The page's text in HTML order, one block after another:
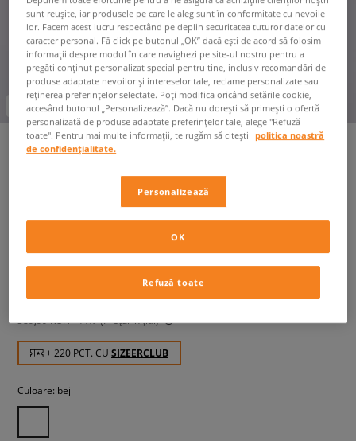
-25% la achiziționarea a 2 articole
219,99 RON cu TVA
389,99 RON -44% (Prețul inițial)
+ 220 PCT. CU SIZEERCLUB
Culoare: bej
sunt reușite, iar produsele pe care le aleg sunt în conformitate cu nevoile
lor. Facem acest lucru respectând pe deplin securitatea tuturor datelor cu
caracter personal. Fă click pe butonul „OK” dacă ești de acord să folosim
informații despre modul în care navighezi pe site-ul nostru pentru a
pregăti conținut personalizat special pentru tine, inclusiv recomandări de
produse adaptate nevoilor și intereselor tale, reclame personalizate sau
reținerea preferințelor selectate. Poți modifica oricând setările cookie,
accesând butonul „Personalizează”. Dacă nu dorești să primești o ofertă
personalizată de produse adaptate preferințelor tale, alege "Refuză
toate". Pentru mai multe informații, te rugăm să citești
politica noastră
de confidențialitate.
Personalizează
Refuză toate
OK